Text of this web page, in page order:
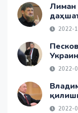
Лиман
2022-
2022-
2022-